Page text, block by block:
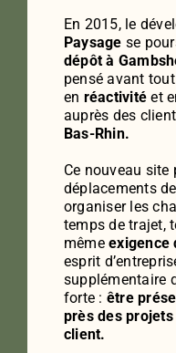
En 2015, le
Paysage se
dépôt à
pensé avant
en réactivitéet
auprès des
Bas-Rhin.
Ce nouveau site
déplacements
organiser les
temps de trajet,
mêmeexigence
esprit
supplémentaire
forte : être
près des
client.